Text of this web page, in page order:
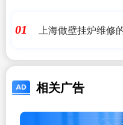
01 上海做壁挂炉维修
相关广告